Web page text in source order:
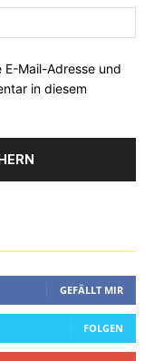
E-Mail-Adresse und
in diesem
GEFÄLLT MIR
FOLGEN